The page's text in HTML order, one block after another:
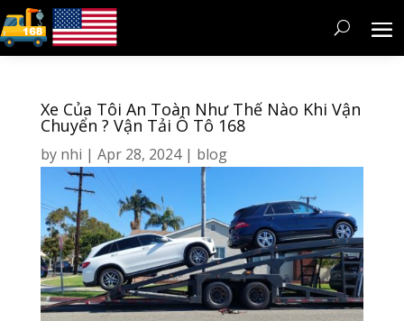
Xe Của Tôi An Toàn Như Thế Nào Khi Vận
Chuyển ? Vận Tải Ô Tô 168
by nhi | Apr 28, 2024| blog